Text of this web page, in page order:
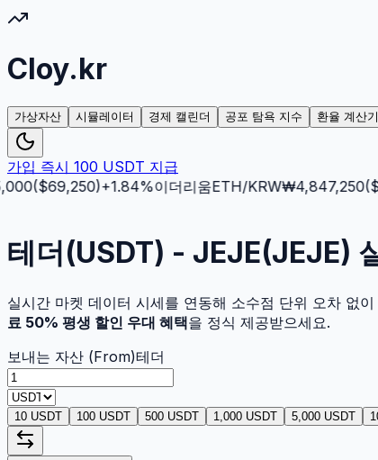
Cloy.kr
가상자산 시뮬레이터 경제 캘린더 공포 탐욕 지수 환율 계산기
가입 즉시 100 USDT 지급
($69,250)+1.84%이더리움ETH/KRW₩4,847,250($
테더(USDT) - JEJE(JEJE)
실시간 마켓 데이터 시세를 연동해 소수점 단위 오차 없
료 50% 평생 할인 우대 혜택을 정식 제공받으세요.
보내는 자산 (From)테더
10 USDT 100 USDT 500 USDT 1,000 USDT 5,000 USDT